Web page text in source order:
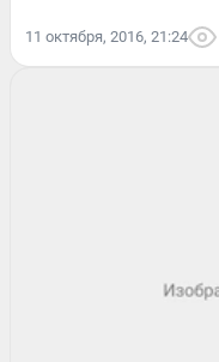
11 октября, 2016, 21:24